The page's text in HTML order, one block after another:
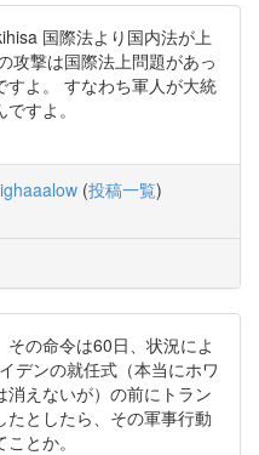
国際法より国内法が上
攻撃は国際法上問題があっ
すよ。 すなわち軍人が大統
すよ。
(投稿一覧)
の命令は60日、状況によ
デンの就任式（本当にホワ
えないが）の前にトラン
としたら、その軍事行動
とか。